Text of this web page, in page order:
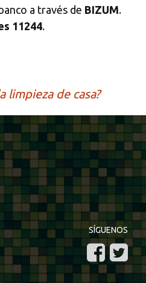
a través de BIZUM.
11244.
limpieza de casa?
SÍGUENOS